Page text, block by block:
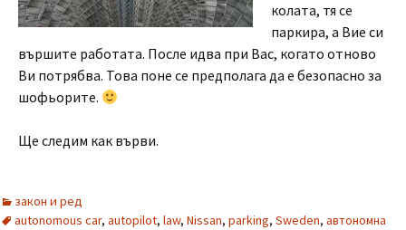
колата, тя се
паркира, а Вие си
вършите работата. После идва при Вас, когато отново
Ви потрябва. Това поне се предполага да е безопасно за
шофьорите.
Ще следим как върви.
закон и ред
autonomous car, autopilot, law, Nissan, parking, Sweden, автономна